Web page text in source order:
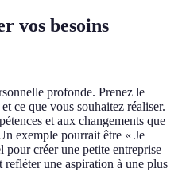
vos besoins
profonde. Prenez le
ce que vous souhaitez réaliser.
et aux changements que
exemple pourrait être « Je
créer une petite entreprise
une aspiration à une plus